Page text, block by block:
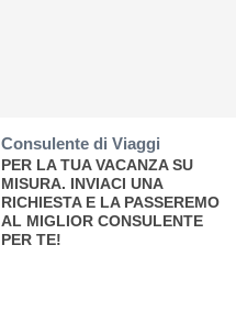
Consulente di Viaggi
PER LA TUA VACANZA SU
MISURA. INVIACI UNA
RICHIESTA E LA PASSEREMO
AL MIGLIOR CONSULENTE
PER TE!